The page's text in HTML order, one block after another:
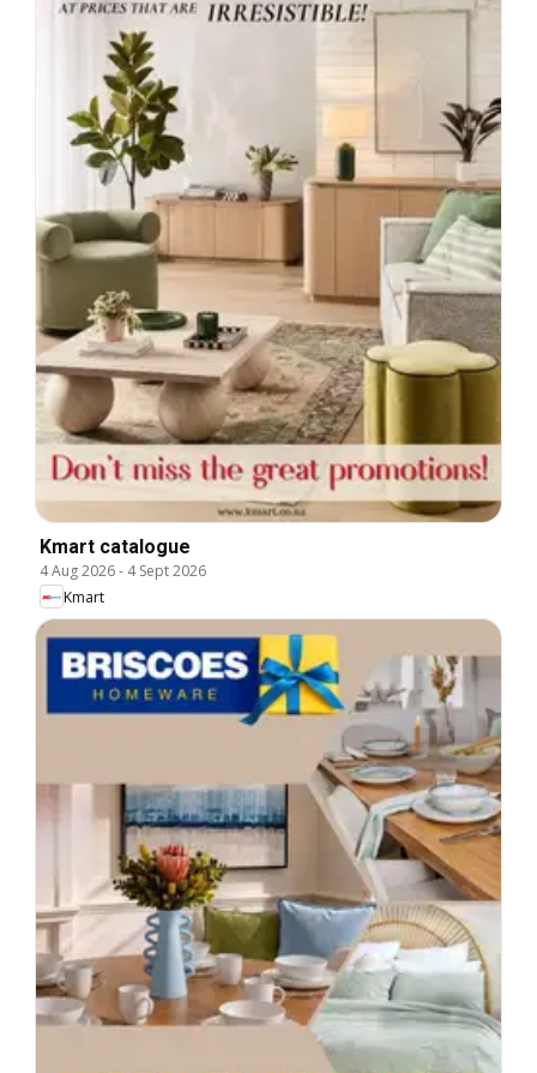
Kmart catalogue
4 Aug 2026- 4 Sept 2026
Kmart